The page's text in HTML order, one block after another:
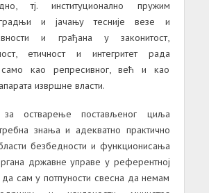
тј. институционално пружим
и јачању тесније везе и
и грађана у законитост,
етичност и интегритет рада
као репресивног, већ и као
извршне власти.
остварење постављеног циља
знања и адекватно практично
безбедности и функционисања
државне управе у референтној
да сам у потпуности свесна да немам